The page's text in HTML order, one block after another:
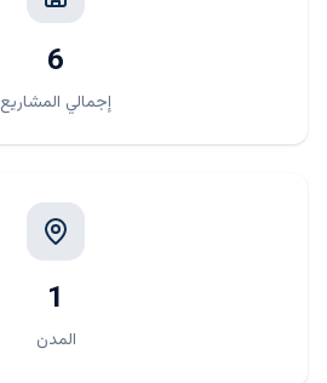
6
إجمالي المشاريع
1
المدن